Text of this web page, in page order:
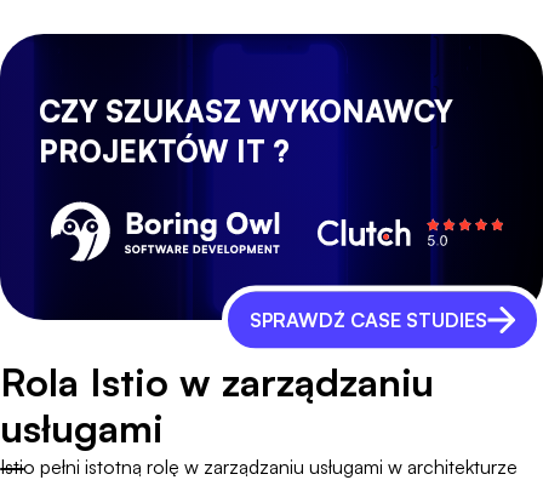
CZY SZUKASZ WYKONAWCY
PROJEKTÓW IT ?
SPRAWDŹ CASE STUDIES
Rola Istio w zarządzaniu
usługami
Istio pełni istotną rolę w zarządzaniu usługami w architekturze